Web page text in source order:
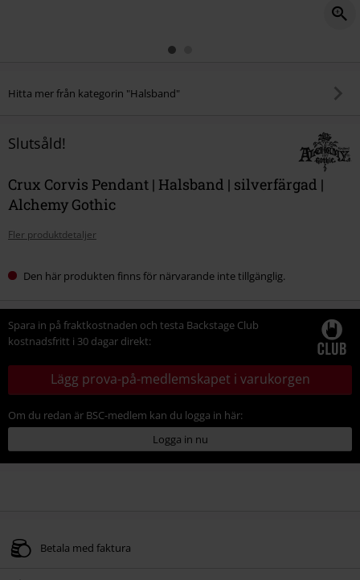
Hitta mer från kategorin "Halsband"
Slutsåld!
Crux Corvis Pendant | Halsband | silverfärgad |
Alchemy Gothic
Fler produktdetaljer
Den här produkten finns för närvarande inte tillgänglig.
Spara in på fraktkostnaden och testa Backstage Club
kostnadsfritt i 30 dagar direkt:
Lägg prova-på-medlemskapet i varukorgen
Om du redan är BSC-medlem kan du logga in här:
Logga in nu
Betala med faktura